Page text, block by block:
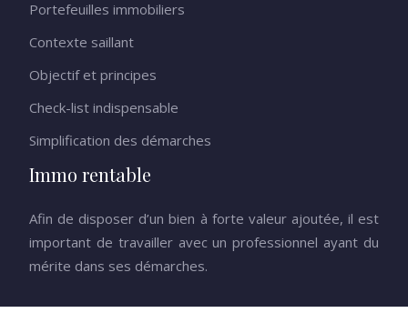
Portefeuilles immobiliers
Contexte saillant
Objectif et principes
Check-list indispensable
Simplification des démarches
Immo rentable
Afin de disposer d’un bien à forte valeur ajoutée, il est
important de travailler avec un professionnel ayant du
mérite dans ses démarches.